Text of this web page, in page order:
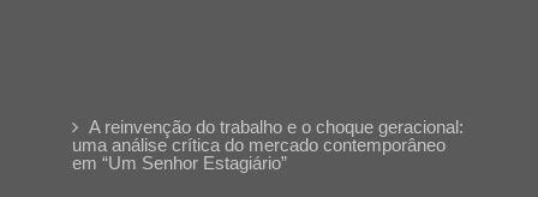
A reinvenção do trabalho e o choque geracional:
uma análise crítica do mercado contemporâneo
em “Um Senhor Estagiário”